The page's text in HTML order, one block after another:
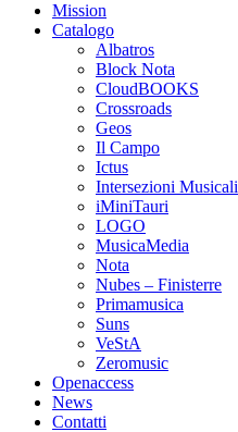
Mission
Catalogo
Albatros
Block Nota
CloudBOOKS
Crossroads
Geos
Il Campo
Ictus
Intersezioni Musicali
iMiniTauri
LOGO
MusicaMedia
Nota
Nubes – Finisterre
Primamusica
Suns
VeStA
Zeromusic
Openaccess
News
Contatti